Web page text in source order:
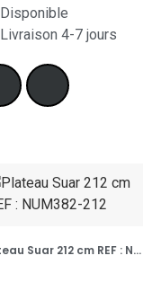
Disponible
Livraison 4-7 jours
Plateau Suar 212 cm REF : NUM382-212